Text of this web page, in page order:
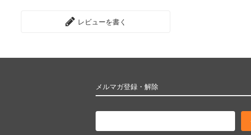
レビューを書く
メルマガ登録・解除